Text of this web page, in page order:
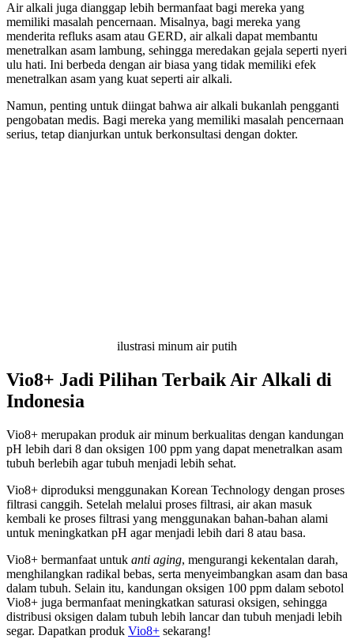
Air alkali juga dianggap lebih bermanfaat bagi mereka yang
memiliki masalah pencernaan. Misalnya, bagi mereka yang
menderita refluks asam atau GERD, air alkali dapat membantu
menetralkan asam lambung, sehingga meredakan gejala seperti nyeri
ulu hati. Ini berbeda dengan air biasa yang tidak memiliki efek
menetralkan asam yang kuat seperti air alkali.
Namun, penting untuk diingat bahwa air alkali bukanlah pengganti
pengobatan medis. Bagi mereka yang memiliki masalah pencernaan
serius, tetap dianjurkan untuk berkonsultasi dengan dokter.
ilustrasi minum air putih
Vio8+ Jadi Pilihan Terbaik Air Alkali di
Indonesia
Vio8+ merupakan produk air minum berkualitas dengan kandungan
pH lebih dari 8 dan oksigen 100 ppm yang dapat menetralkan asam
tubuh berlebih agar tubuh menjadi lebih sehat.
Vio8+ diproduksi menggunakan Korean Technology dengan proses
filtrasi canggih. Setelah melalui proses filtrasi, air akan masuk
kembali ke proses filtrasi yang menggunakan bahan-bahan alami
untuk meningkatkan pH agar menjadi lebih dari 8 atau basa.
Vio8+ bermanfaat untuk anti aging, mengurangi kekentalan darah,
menghilangkan radikal bebas, serta menyeimbangkan asam dan basa
dalam tubuh. Selain itu, kandungan oksigen 100 ppm dalam sebotol
Vio8+ juga bermanfaat meningkatkan saturasi oksigen, sehingga
distribusi oksigen dalam tubuh lebih lancar dan tubuh menjadi lebih
segar. Dapatkan produk Vio8+ sekarang!